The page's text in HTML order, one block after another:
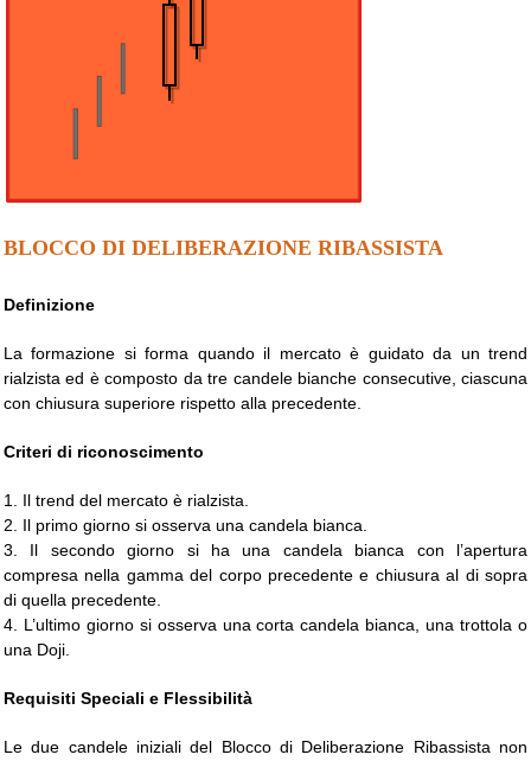
BLOCCO DI DELIBERAZIONE RIBASSISTA
Definizione
La formazione si forma quando il mercato è guidato da un trend
rialzista ed è composto da tre candele bianche consecutive, ciascuna
con chiusura superiore rispetto alla precedente.
Criteri di riconoscimento
1. Il trend del mercato è rialzista.
2. Il primo giorno si osserva una candela bianca.
3. Il secondo giorno si ha una candela bianca con l’apertura
compresa nella gamma del corpo precedente e chiusura al di sopra
di quella precedente.
4. L’ultimo giorno si osserva una corta candela bianca, una trottola o
una Doji.
Requisiti Speciali e Flessibilità
Le due candele iniziali del Blocco di Deliberazione Ribassista non